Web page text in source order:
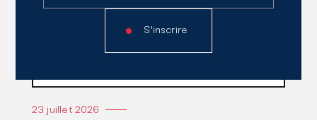
23 juillet 2026
S'inscrire